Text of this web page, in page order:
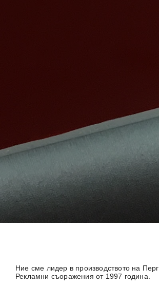
Ние сме лидер в производството на
Рекламни съоражения от 1997 година.